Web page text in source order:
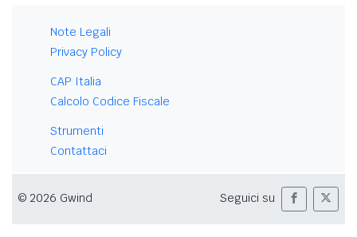
Note Legali
Privacy Policy
CAP Italia
Calcolo Codice Fiscale
Strumenti
Contattaci
© 2026 Gwind Seguici su